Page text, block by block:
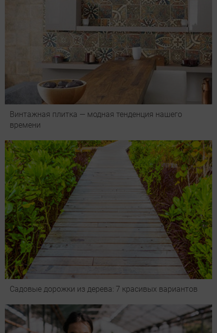
Винтажная плитка — модная тенденция нашего
времени
Садовые дорожки из дерева: 7 красивых вариантов